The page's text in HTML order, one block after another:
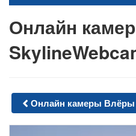
Онлайн
Онлайн камеры Влёры